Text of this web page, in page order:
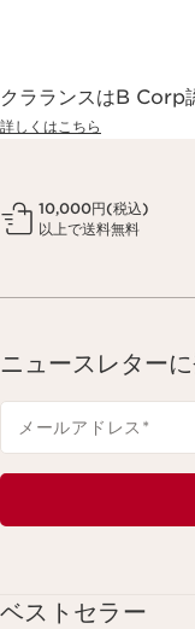
クラランスはB Corp
詳しくはこちら
10,000円(税込)
以上で送料無料
ニュースレター
メールアドレス *
ベストセラー